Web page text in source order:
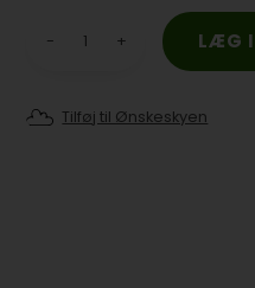
- +
Tilføj til Ønskeskyen